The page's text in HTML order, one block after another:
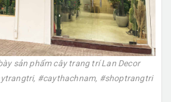
sản phẩm cây trang trí Lan Decor
#caythachnam, #shoptrangtri